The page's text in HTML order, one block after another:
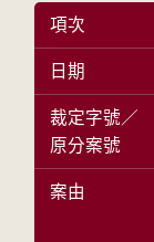
項次
日期
裁定字號／
原分案號
案由